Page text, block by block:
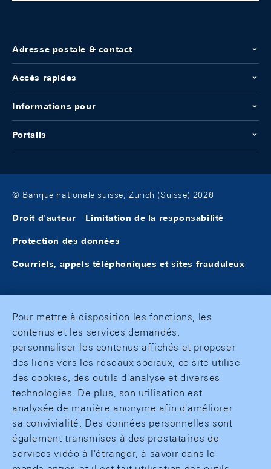
Adresse postale & contact
Accès rapides
Informations pour
Portails
© Banque nationale suisse, Zurich (Suisse) 2026
Droit d'auteur Limitation de la responsabilité
Protection des données
Courriels, appels téléphoniques et sites frauduleux
Pour mettre à disposition les fonctions, les
contenus et les services demandés,
personnaliser les contenus affichés et proposer
des liens vers les réseaux sociaux, ce site utilise
des cookies, des outils d'analyse et diverses
technologies. De plus, son utilisation est
analysée de manière anonyme afin d'améliorer
sa convivialité. Des données personnelles sont
également transmises à des prestataires de
services vidéo à l'étranger, à savoir dans le